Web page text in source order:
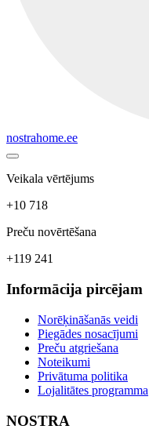
nostrahome.ee
Veikala vērtējums
+10 718
Preču novērtēšana
+119 241
Informācija pircējam
Norēķināšanās veidi
Piegādes nosacījumi
Preču atgriešana
Noteikumi
Privātuma politika
Lojalitātes programma
NOSTRA